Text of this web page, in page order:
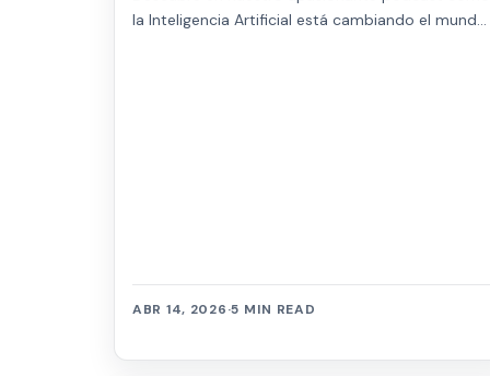
la Inteligencia Artificial está cambiando el mundo.
ABR 14, 2026·5 MIN READ